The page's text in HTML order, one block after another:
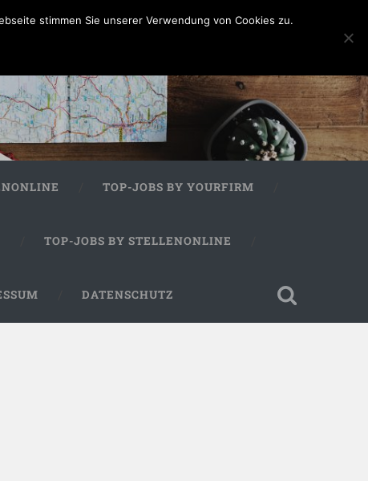
TOP-JOBS BY YOURFIRM
TOP-JOBS BY STELLENONLINE
DATENSCHUTZ
stimmen Sie unserer Verwendung von Cookies zu.